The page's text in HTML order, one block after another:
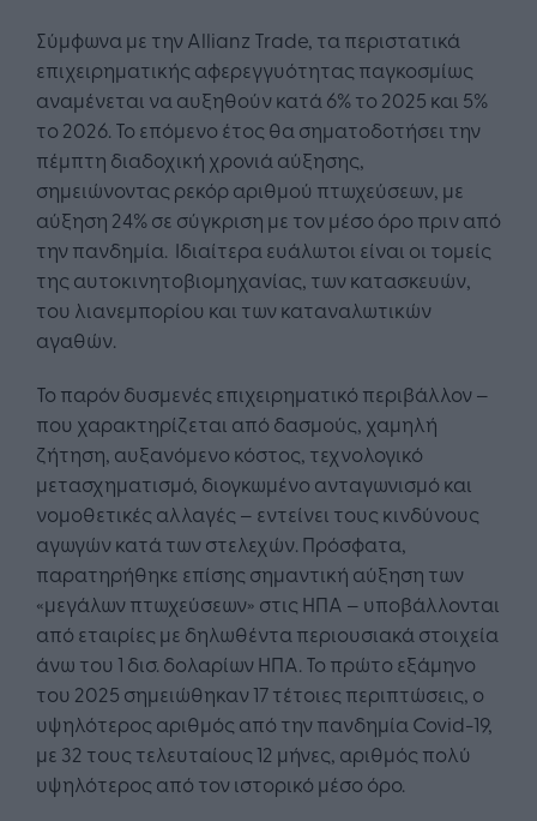
Σύμφωνα με την Allianz Trade, τα περιστατικά
επιχειρηματικής αφερεγγυότητας παγκοσμίως
αναμένεται να αυξηθούν κατά 6% το 2025 και 5%
το 2026. Το επόμενο έτος θα σηματοδοτήσει την
πέμπτη διαδοχική χρονιά αύξησης,
σημειώνοντας ρεκόρ αριθμού πτωχεύσεων, με
αύξηση 24% σε σύγκριση με τον μέσο όρο πριν από
την πανδημία. Ιδιαίτερα ευάλωτοι είναι οι τομείς
της αυτοκινητοβιομηχανίας, των κατασκευών,
του λιανεμπορίου και των καταναλωτικών
αγαθών.
Το παρόν δυσμενές επιχειρηματικό περιβάλλον –
που χαρακτηρίζεται από δασμούς, χαμηλή
ζήτηση, αυξανόμενο κόστος, τεχνολογικό
μετασχηματισμό, διογκωμένο ανταγωνισμό και
νομοθετικές αλλαγές – εντείνει τους κινδύνους
αγωγών κατά των στελεχών. Πρόσφατα,
παρατηρήθηκε επίσης σημαντική αύξηση των
«μεγάλων πτωχεύσεων» στις ΗΠΑ – υποβάλλονται
από εταιρίες με δηλωθέντα περιουσιακά στοιχεία
άνω του 1 δισ. δολαρίων ΗΠΑ. Το πρώτο εξάμηνο
του 2025 σημειώθηκαν 17 τέτοιες περιπτώσεις, ο
υψηλότερος αριθμός από την πανδημία Covid-19,
με 32 τους τελευταίους 12 μήνες, αριθμός πολύ
υψηλότερος από τον ιστορικό μέσο όρο.